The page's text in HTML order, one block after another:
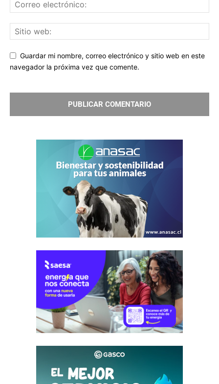
Guardar mi nombre, correo electrónico y sitio web en este
navegador la próxima vez que comente.